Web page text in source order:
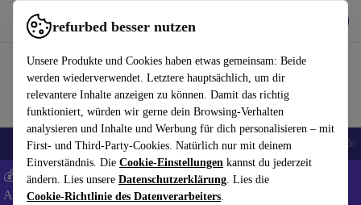
refurbed besser nutzen
Unsere Produkte und Cookies haben etwas gemeinsam: Beide
werden wiederverwendet. Letztere hauptsächlich, um dir
relevantere Inhalte anzeigen zu können. Damit das richtig
funktioniert, würden wir gerne dein Browsing-Verhalten
analysieren und Inhalte und Werbung für dich personalisieren – mit
First- und Third-Party-Cookies. Natürlich nur mit deinem
Einverständnis. Die Cookie-Einstellungen kannst du jederzeit
ändern. Lies unsere Datenschutzerklärung. Lies die
Cookie-Richtlinie des Datenverarbeiters.
refurbed schnell und einfach nutzen
🎒 Back to school Handys Laptops Tablets Smartwatches Zubehör
💰 Extra -5% auf Samsung- und Google-Smartphones - Code:
ANDROID5 -AGB